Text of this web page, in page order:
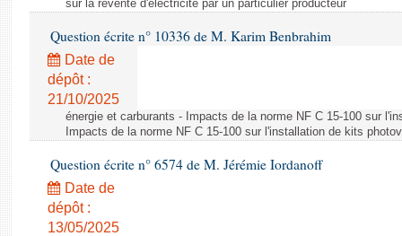
sur la revente d'électricité par un particulier producteur
Question écrite n° 10336 de M. Karim Benbrahim
Date de
dépôt :
21/10/2025
énergie et carburants - Impacts de la norme NF C 15-100 sur
Impacts de la norme NF C 15-100 sur l'installation de kits
Question écrite n° 6574 de M. Jérémie Iordanoff
Date de
dépôt :
13/05/2025